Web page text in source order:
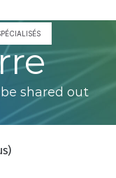
shared out